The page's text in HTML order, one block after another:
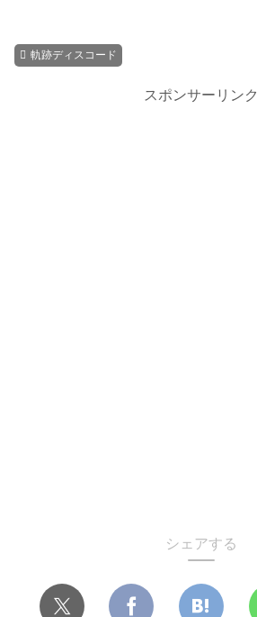
軌跡ディスコード
スポンサーリンク
シェアする